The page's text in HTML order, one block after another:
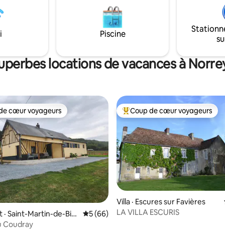
pour un confort
m2.Chauffage électrique/Poêle
Ping-Pong. Nombreuses visites
aux alentours
Piscine
locations de vacances à
cœur voyageurs parmi les plus aimés
cœur voyageurs
· Saint-Martin-de-Bie
Note moyenne de 5 sur 5, 66
5 (66)
Coudray
Coup de cœur voyageurs
Coup de cœur voyageurs
Villa · Escures sur Favières
LA VILLA ESCURIS